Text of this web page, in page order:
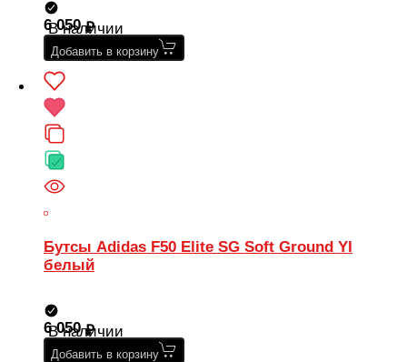
В наличии
6 050
Добавить в корзину
Бутсы Adidas F50 Elite SG Soft Ground YI
белый
В наличии
6 050
Добавить в корзину